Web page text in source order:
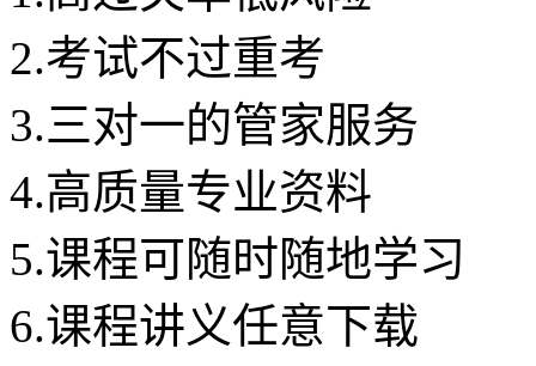
2.考试不过重考
3.三对一的管家服务
4.高质量专业资料
5.课程可随时随地学习
6.课程讲义任意下载